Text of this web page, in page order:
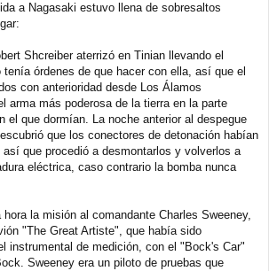
a Nagasaki estuvo llena de sobresaltos
Shcreiber aterrizó en Tinian llevando el
órdenes de que hacer con ella, así que el
con anterioridad desde Los Álamos
arma más poderosa de la tierra en la parte
el que dormían. La noche anterior al despegue
que los conectores de detonación habían
que procedió a desmontarlos y volverlos a
eléctrica, caso contrario la bomba nunca
la misión al comandante Charles Sweeney,
"The Great Artiste", que había sido
instrumental de medición, con el "Bock's Car"
Sweeney era un piloto de pruebas que